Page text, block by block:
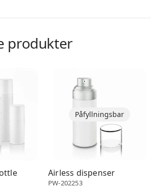
produkter
Påfyllningsbar
Airless dispenser
PW-202253